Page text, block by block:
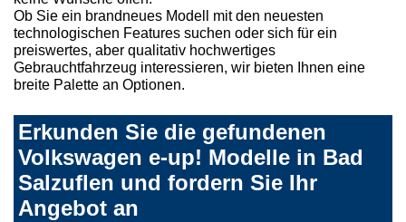
Ob Sie ein brandneues Modell mit den neuesten
technologischen Features suchen oder sich für ein
preiswertes, aber qualitativ hochwertiges
Gebrauchtfahrzeug interessieren, wir bieten Ihnen eine
breite Palette an Optionen.
Erkunden Sie die gefundenen
Volkswagen e-up! Modelle in Bad
Salzuflen und fordern Sie Ihr
Angebot an